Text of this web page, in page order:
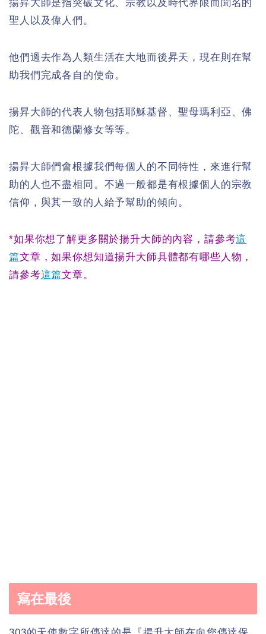
揚昇大師是指突破文化、宗教以及時代界限而聞名的
聖人以及偉人們。
他們過去作為人類生活在大地而後昇天，現在則在幫
助我們完成各自的使命。
揚昇大師的代表人物包括耶穌基督、聖母瑪利亞、佛
陀、觀音和德蘭修女等等。
揚昇大師們會根據我們每個人的不同特性，來進行幫
助的人也不盡相同。不過一般都是有根據個人的宗教
信仰，與其一致的人給予幫助的傾向。
*如果你想了解更多關於揚升大師的內容，請參考這
篇文章，如果你想知道揚升大師具體都有哪些人物，
請參考這篇文章。
寫在最後